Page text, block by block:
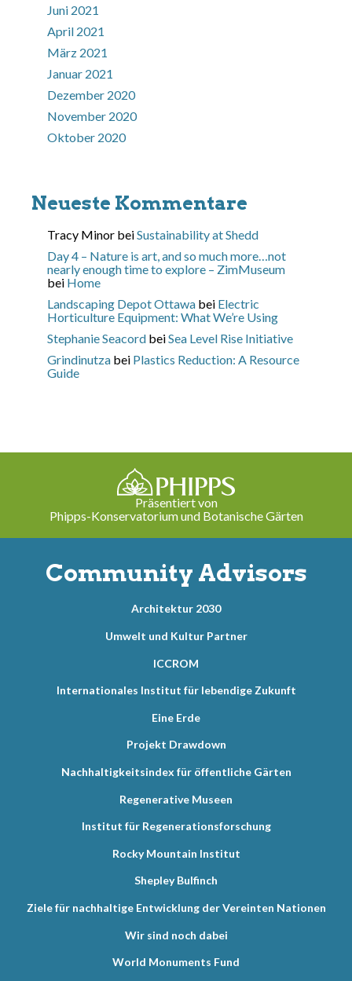
Juni 2021
April 2021
März 2021
Januar 2021
Dezember 2020
November 2020
Oktober 2020
Neueste Kommentare
Tracy Minor beiSustainability at Shedd
Day 4 – Nature is art, and so much more…not
nearly enough time to explore – ZimMuseum
bei Home
Landscaping Depot Ottawa bei Electric
Horticulture Equipment: What We’re Using
Stephanie Seacord beiSea Level Rise Initiative
Grindinutza bei Plastics Reduction: A Resource
Guide
Präsentiert von
Phipps-Konservatorium und Botanische Gärten
Community Advisors
Architektur 2030
Umwelt und Kultur Partner
ICCROM
Internationales Institut für lebendige Zukunft
Eine Erde
Projekt Drawdown
Nachhaltigkeitsindex für öffentliche Gärten
Regenerative Museen
Institut für Regenerationsforschung
Rocky Mountain Institut
Shepley Bulfinch
Ziele für nachhaltige Entwicklung der Vereinten Nationen
Wir sind noch dabei
World Monuments Fund